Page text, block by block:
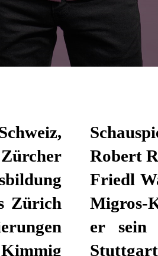
Zürich
Zürich.
der
des
19 trat